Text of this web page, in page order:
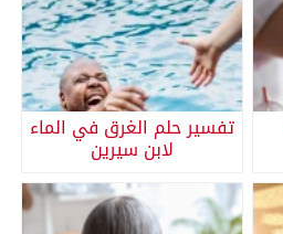
تفسير حلم الغرق في الماء
لابن سيرين